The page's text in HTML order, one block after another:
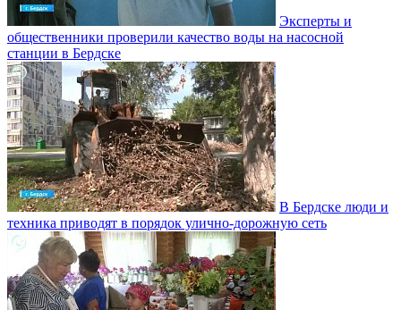
Эксперты и
общественники проверили качество воды на насосной
станции в Бердске
В Бердске люди и
техника приводят в порядок улично‑дорожную сеть